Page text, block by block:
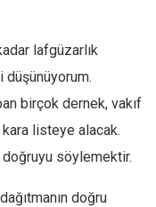
lafgüzarlık
birçok dernek, vakıf
listeye alacak.
söylemektir.
doğru